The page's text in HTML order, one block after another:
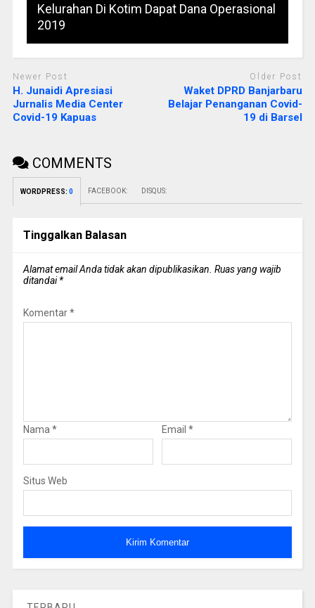
Kelurahan Di Kotim Dapat Dana Operasional
2019
Newer Post
H. Junaidi Apresiasi
Jurnalis Media Center
Covid-19 Kapuas
Older Post
Waket DPRD Banjarbaru
Belajar Penanganan Covid-
19 di Barsel
COMMENTS
WORDPRESS: 0 FACEBOOK: DISQUS:
Tinggalkan Balasan
Alamat email Anda tidak akan dipublikasikan. Ruas yang wajib
ditandai*
Komentar*
Nama* Email *
Situs Web